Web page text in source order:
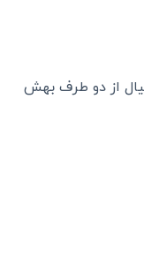
از دو طرف بهش